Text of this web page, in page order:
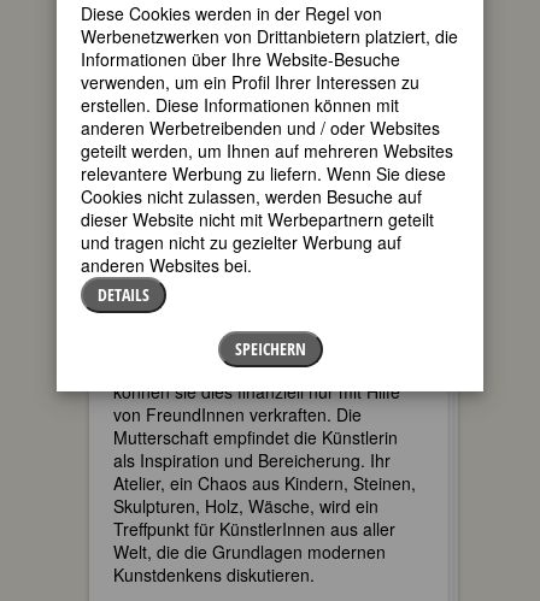
Während eines zweijährigen
Italienaufenthalts entdeckt sie das
mediterrane Licht und seine Wirkung auf
Skulpturen. 1931 lernt Hepworth ihren
Nicholson, kennen. Als sie 1934 völlig
überraschend Drillinge bekommt,
können sie dies finanziell nur mit Hilfe
von FreundInnen verkraften. Die
Mutterschaft empfindet die Künstlerin
als Inspiration und Bereicherung. Ihr
Atelier, ein Chaos aus Kindern, Steinen,
Skulpturen, Holz, Wäsche, wird ein
Treffpunkt für KünstlerInnen aus aller
Welt, die die Grundlagen modernen
Kunstdenkens diskutieren.
Diese Cookies werden in der Regel von
Werbenetzwerken von Drittanbietern platziert, die
Informationen über Ihre Website-Besuche
verwenden, um ein Profil Ihrer Interessen zu
erstellen. Diese Informationen können mit
anderen Werbetreibenden und / oder Websites
geteilt werden, um Ihnen auf mehreren Websites
relevantere Werbung zu liefern. Wenn Sie diese
Cookies nicht zulassen, werden Besuche auf
dieser Website nicht mit Werbepartnern geteilt
und tragen nicht zu gezielter Werbung auf
anderen Websites bei.
DETAILS
SPEICHERN